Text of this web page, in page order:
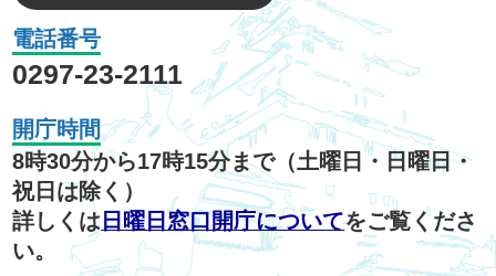
電話番号
0297-23-2111
開庁時間
8時30分から17時15分まで（土曜日・日曜日・
祝日は除く）
詳しくは 日曜日窓口開庁についてをご覧くださ
い。